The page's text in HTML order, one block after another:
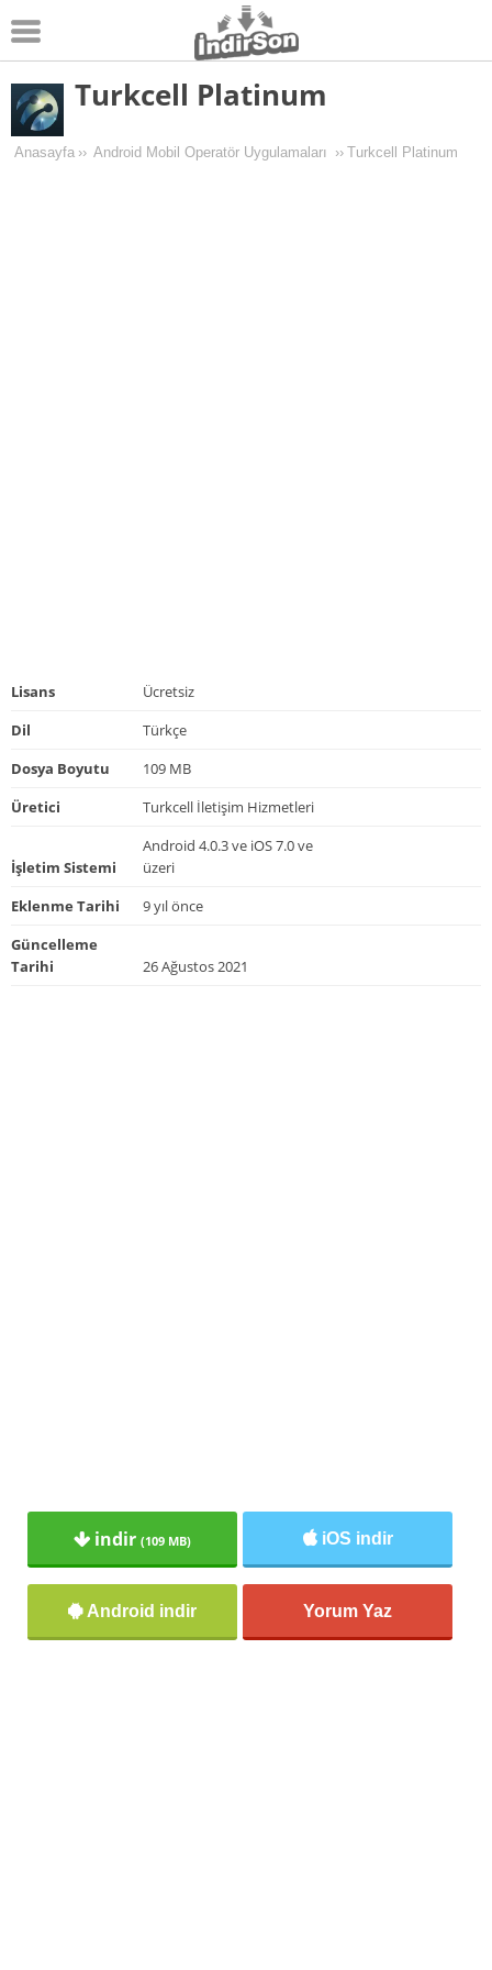
Android
Pc Oyunları
Turkcell Platinum
Anasayfa ›› Android Mobil Operatör Uygulamaları ›› Turkcell Platinum
Lisans
Ücretsiz
Dil
Türkçe
Dosya Boyutu
109 MB
Üretici
Turkcell İletişim Hizmetleri
İşletim Sistemi
Android 4.0.3 ve iOS 7.0 ve
üzeri
Eklenme Tarihi
9 yıl önce
Güncelleme
Tarihi
26 Ağustos 2021
indir(109 MB) iOS indir
Android indir Yorum Yaz